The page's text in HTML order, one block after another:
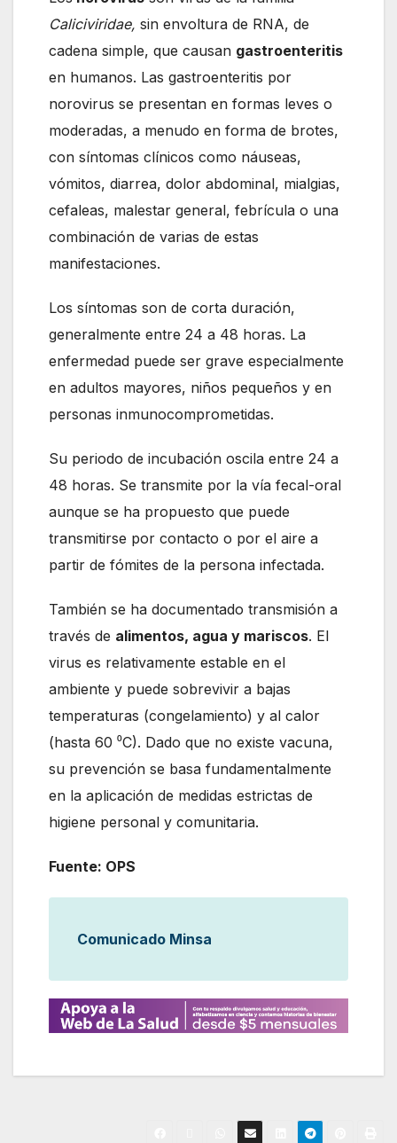
Caliciviridae, sin envoltura de RNA, de
cadena simple, que causan gastroenteritis
en humanos. Las gastroenteritis por
norovirus se presentan en formas leves o
moderadas, a menudo en forma de brotes,
con síntomas clínicos como náuseas,
vómitos, diarrea, dolor abdominal, mialgias,
cefaleas, malestar general, febrícula o una
combinación de varias de estas
manifestaciones.
Los síntomas son de corta duración,
generalmente entre 24 a 48 horas. La
enfermedad puede ser grave especialmente
en adultos mayores, niños pequeños y en
personas inmunocomprometidas.
Su periodo de incubación oscila entre 24 a
48 horas. Se transmite por la vía fecal-oral
aunque se ha propuesto que puede
transmitirse por contacto o por el aire a
partir de fómites de la persona infectada.
También se ha documentado transmisión a
través de alimentos, agua y mariscos. El
virus es relativamente estable en el
ambiente y puede sobrevivir a bajas
temperaturas (congelamiento) y al calor
(hasta 60 ⁰C). Dado que no existe vacuna,
su prevención se basa fundamentalmente
en la aplicación de medidas estrictas de
higiene personal y comunitaria.
Fuente: OPS
Comunicado Minsa